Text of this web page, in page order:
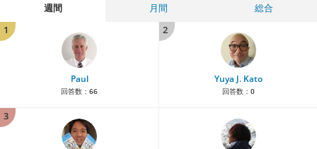
週間 月間
総合
1
Paul
回答数： 66
2
Yuya J. Kato
回答数： 0
3